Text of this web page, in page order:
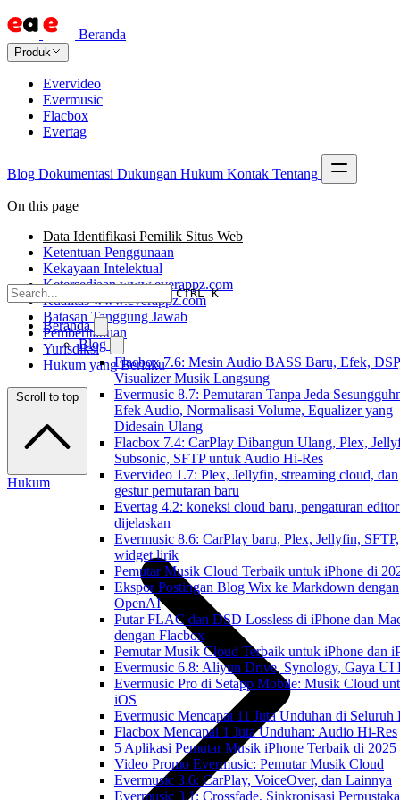
Beranda
Produk
Evervideo
Evermusic
Flacbox
Evertag
Blog Dokumentasi Dukungan Hukum Kontak Tentang
CTRL K
Beranda
Blog
Flacbox 7.6: Mesin Audio BASS Baru, Efek,
Visualizer Musik Langsung
Evermusic 8.7: Pemutaran Tanpa Jeda
Efek Audio, Normalisasi Volume, Equalizer yang
Didesain Ulang
Flacbox 7.4: CarPlay Dibangun Ulang, Plex,
Subsonic, SFTP untuk Audio Hi-Res
Evervideo 1.7: Plex, Jellyfin, streaming cloud, dan
gestur pemutaran baru
Evertag 4.2: koneksi cloud baru, pengaturan
dijelaskan
Evermusic 8.6: CarPlay baru, Plex, Jellyfin, SFTP,
widget lirik
Pemutar Musik Cloud Terbaik untuk iPhone di
Ekspor Postingan Blog Wix ke Markdown dengan
OpenAI
Putar FLAC dan DSD Lossless di iPhone dan
dengan Flacbox
Pemutar Musik Cloud Terbaik untuk iPhone dan
Evermusic 6.8: Aliyun Drive, Synology, Gaya UI
Evermusic Pro di Setapp Mobile: Musik Cloud
iOS
Evermusic Mencapai 11 Juta Unduhan di Seluruh
Flacbox Mencapai 1 Juta Unduhan: Audio Hi-Res
5 Aplikasi Pemutar Musik iPhone Terbaik di 2025
Video Promo Evermusic: Pemutar Musik Cloud
Evermusic 3.6: CarPlay, VoiceOver, dan Lainnya
Evermusic 3.1: Crossfade, Sinkronisasi
On this page
Data Identifikasi Pemilik Situs Web
Ketentuan Penggunaan
Kekayaan Intelektual
Ketersediaan www.everappz.com
Kualitas www.everappz.com
Batasan Tanggung Jawab
Pemberitahuan
Yurisdiksi
Hukum yang Berlaku
Scroll to top
Hukum